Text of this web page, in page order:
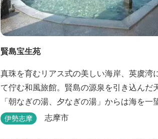
賢島宝生苑
真珠を育むリアス式の美しい海岸、英虞湾
て佇む和風旅館。賢島の源泉を引き込んだ
「朝なぎの湯、夕なぎの湯」からは海を一
景を愉しめる。また、夕食では海の幸を中
伊勢志摩 志摩市